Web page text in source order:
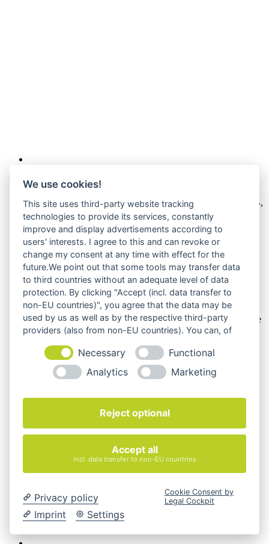
Wir verkaufen online ausschließlich an Unternehmer
Unsere Angebote richten sich nur an Unternehmer,
§14 BGB,
also an natürliche oder juristische Personen oder rechtsfähige
Personengesellschaften, die bei Abschluss eines
Rechtsgeschäfts in Ausübung ihrer gewerblichen oder
selbständigen beruflichen Tätigkeit handeln. Wir schließen
keine Verträge mit Verbrauchern,§ 13 BGB.
Hinweis zu Produktabbildungen
Die Produktbilder der Artikel zeigen Beispiele, die in der
Ausstattung, Farbe oder Konfiguration von der
Artikelbeschreibung abweichen können. Maßgeblich sind die
Beschreibungen und Abbildungen im unverbindlichen
genau nach Ihren Vorstellungen.
Cookie-Einstellungen ändern
Versandarten
© 2026 Quadro Office Nord - Ihr Büroeinrichter
We use cookies!
This site uses third-party website tracking
technologies to provide its services, constantly
improve and display advertisements according to
users' interests. I agree to this and can revoke or
change my consent at any time with effect for the
future.We point out that some tools may transfer data
to third countries without an adequate level of data
protection. By clicking "Accept (incl. data transfer to
non-EU countries)", you agree that the data may be
used by us as well as by the respective third-party
providers (also from non-EU countries). You can, of
Necessary
Functional
Analytics
Marketing
Reject optional
Accept all
incl. data transfer to non-EU countries
Privacy policy
Imprint
Settings
Cookie Consent by
Legal Cockpit